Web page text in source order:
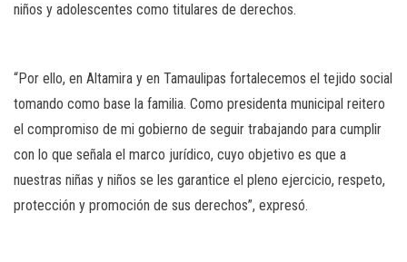
niños y adolescentes como titulares de derechos.
“Por ello, en Altamira y en Tamaulipas fortalecemos el tejido social
tomando como base la familia. Como presidenta municipal reitero
el compromiso de mi gobierno de seguir trabajando para cumplir
con lo que señala el marco jurídico, cuyo objetivo es que a
nuestras niñas y niños se les garantice el pleno ejercicio, respeto,
protección y promoción de sus derechos”, expresó.